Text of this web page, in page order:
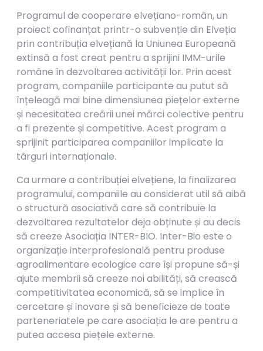
Programul de cooperare elvețiano-român, un
proiect cofinanțat printr-o subvenție din Elveția
prin contribuția elvețiană la Uniunea Europeană
extinsă a fost creat pentru a sprijini IMM-urile
române în dezvoltarea activității lor. Prin acest
program, companiile participante au putut să
înțeleagă mai bine dimensiunea piețelor externe
și necesitatea creării unei mărci colective pentru
a fi prezente și competitive. Acest program a
sprijinit participarea companiilor implicate la
târguri internaționale.
Ca urmare a contribuției elvețiene, la finalizarea
programului, companiile au considerat util să aibă
o structură asociativă care să contribuie la
dezvoltarea rezultatelor deja obținute și au decis
să creeze Asociația INTER-BIO. Inter-Bio este o
organizație interprofesională pentru produse
agroalimentare ecologice care își propune să-și
ajute membrii să creeze noi abilități, să crească
competitivitatea economică, să se implice în
cercetare și inovare și să beneficieze de toate
parteneriatele pe care asociația le are pentru a
putea accesa piețele externe.